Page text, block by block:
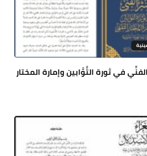
في ثورة التَّوَّابين وإمارة المختار